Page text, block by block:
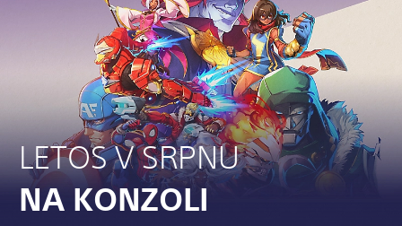
LETOS V SRPNU
NA KONZOLI